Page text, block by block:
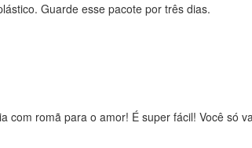
Guarde esse pacote por três dias.
com romã para o amor! É super fácil! Você só